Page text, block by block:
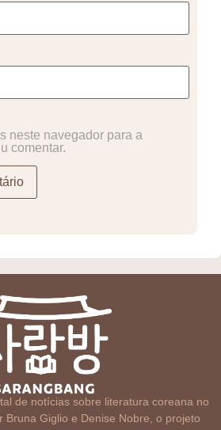
neste navegador para a
comentar.
de notícias sobre literatura coreana no
Bruna Giglio e Denise Nobre, o projeto